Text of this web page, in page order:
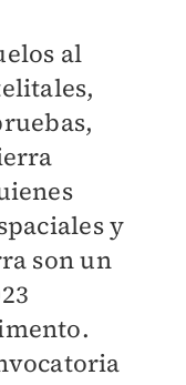
al
y
son un